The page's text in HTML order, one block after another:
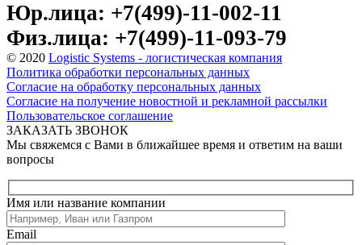
Юр.лица: +7(499)-11-002-11
Физ.лица: +7(499)-11-093-79
© 2020 Logistic Systems - логистическая компания
Политика обработки персональных данных
Согласие на обработку персональных данных
Согласие на получение новостной и рекламной рассылки
Пользовательское соглашение
ЗАКАЗАТЬ ЗВОНОК
Мы свяжемся с Вами в ближайшее время и ответим на ваши
вопросы
Имя или название компании
Email